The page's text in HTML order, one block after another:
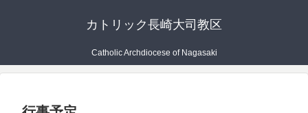
カトリック長崎大司教区
Catholic Archdiocese of Nagasaki